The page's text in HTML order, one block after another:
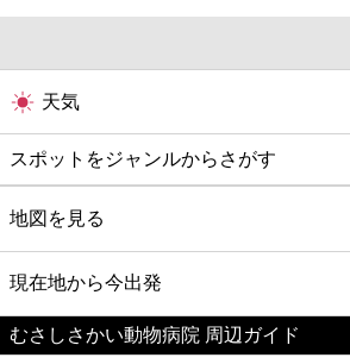
天気
スポットをジャンルからさがす
グルメ
映画
美容
地図を見る
現在地から今出発
むさしさかい動物病院 周辺ガイド